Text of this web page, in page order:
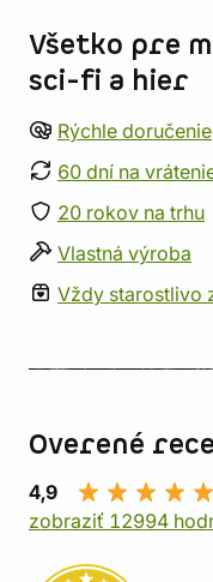
Všetko pre
sci-fi a hier
Rýchle doručenie
60 dní na
20 rokov na trhu
Vlastná výroba
Vždy starostlivo
Overené
4,9
zobraziť 12994